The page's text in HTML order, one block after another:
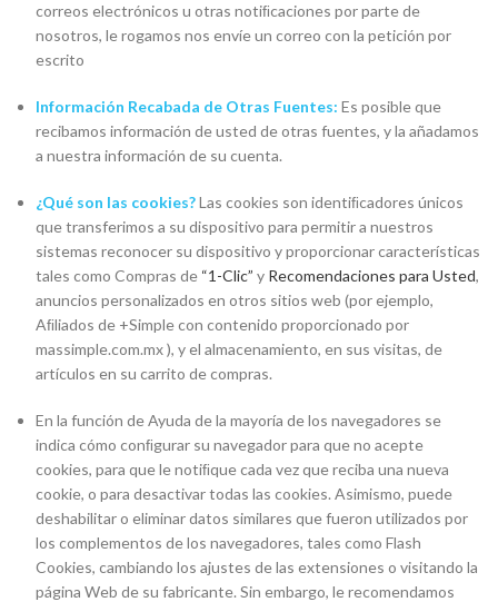
correos electrónicos u otras notiﬁcaciones por parte de
nosotros, le rogamos nos envíe un correo con la petición por
escrito
Información Recabada de Otras Fuentes: Es posible que
recibamos información de usted de otras fuentes, y la añadamos
a nuestra información de su cuenta.
¿Qué son las cookies?Las cookies son identiﬁcadores únicos
que transferimos a su dispositivo para permitir a nuestros
sistemas reconocer su dispositivo y proporcionar características
tales como Compras de “1-Clic” y Recomendaciones para Usted,
anuncios personalizados en otros sitios web (por ejemplo,
Aﬁliados de +Simple con contenido proporcionado por
massimple.com.mx ), y el almacenamiento, en sus visitas, de
artículos en su carrito de compras.
En la función de Ayuda de la mayoría de los navegadores se
indica cómo conﬁgurar su navegador para que no acepte
cookies, para que le notiﬁque cada vez que reciba una nueva
cookie, o para desactivar todas las cookies. Asimismo, puede
deshabilitar o eliminar datos similares que fueron utilizados por
los complementos de los navegadores, tales como Flash
Cookies, cambiando los ajustes de las extensiones o visitando la
página Web de su fabricante. Sin embargo, le recomendamos